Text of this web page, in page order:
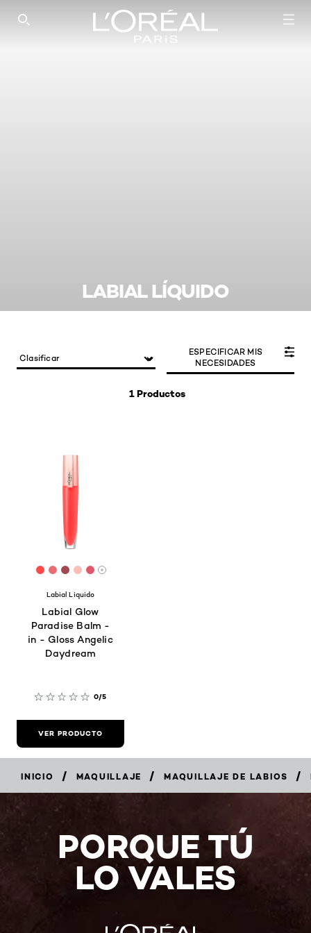
SEARCH THIS SITE
LABIAL LÍQUIDO
1 Productos
ESPECIFICAR MIS
NECESIDADES
[Color]: #fc4a4a
[Color]: #e76e75
[Color]: #a04950
[Color]: #f9beb8
[Color]: #e0586a
More shades are available
Labial Liquido
Labial Glow
Paradise Balm -
in - Gloss Angelic
Daydream
0/5
VER PRODUCTO
INICIO / MAQUILLAJE / MAQUILLAJE DE LABIOS /
PORQUE TÚ
LO VALES